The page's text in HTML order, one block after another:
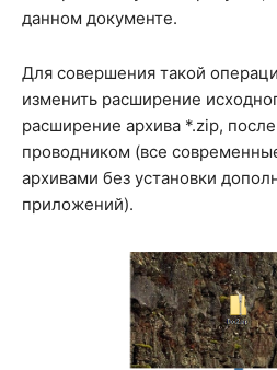
данном документе.
Для совершения такой
изменить расширение
расширение архива *.zip,
проводником (все
архивами без установки
приложений).